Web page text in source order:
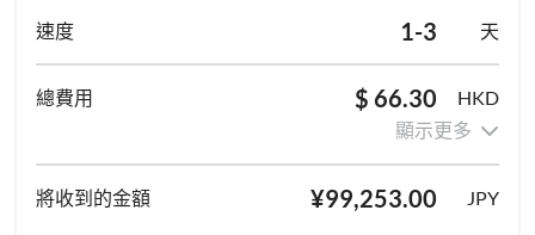
1-3 天
$ 66.30
HKD
顯示更多
¥99,253.00 JPY